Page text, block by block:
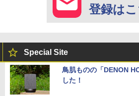
登録は
Special Site
鳥肌ものの「DENON
した！